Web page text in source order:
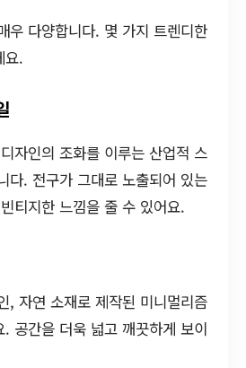
우 다양합니다. 몇 가지 트렌디한
요.
자인의 조화를 이루는 산업적 스
다. 전구가 그대로 노출되어 있는
티지한 느낌을 줄 수 있어요.
, 자연 소재로 제작된 미니멀리즘
. 공간을 더욱 넓고 깨끗하게 보이